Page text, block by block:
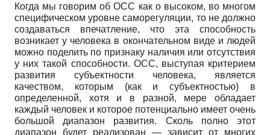
Когда мы говорим об ОСС как о высоком, во многом
специфическом уровне саморегуляции, то не должно
создаваться впечатление, что эта способность
возникает у человека в окончательном виде и людей
можно поделить по признаку наличия или отсутствия
у них такой способности. ОСС, выступая критерием
развития субъектности человека, является
качеством, которым (как и субъектностью) в
определенной, хотя и в разной, мере обладает
каждый человек и которое потенциально имеет очень
большой диапазон развития. Сколь полно этот
диапазон будет реализован — зависит от многих